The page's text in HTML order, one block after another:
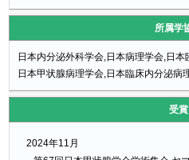
所属学
日本内分泌外科学会,日本病理学会,日
日本甲状腺病理学会,日本臨床内分泌病
受賞
2024年11月